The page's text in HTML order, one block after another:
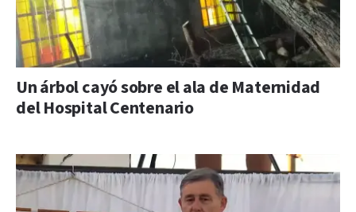
Un árbol cayó sobre el ala de Maternidad
del Hospital Centenario